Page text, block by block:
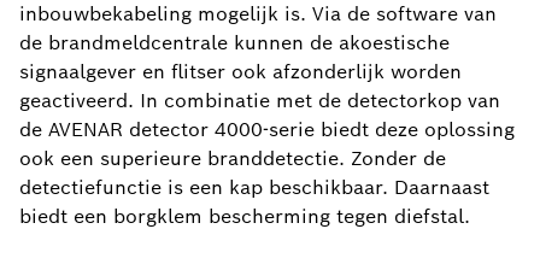
inbouwbekabeling mogelijk is. Via de software van
de brandmeldcentrale kunnen de akoestische
signaalgever en flitser ook afzonderlijk worden
geactiveerd. In combinatie met de detectorkop van
de AVENAR detector 4000-serie biedt deze oplossing
ook een superieure branddetectie. Zonder de
detectiefunctie is een kap beschikbaar. Daarnaast
biedt een borgklem bescherming tegen diefstal.